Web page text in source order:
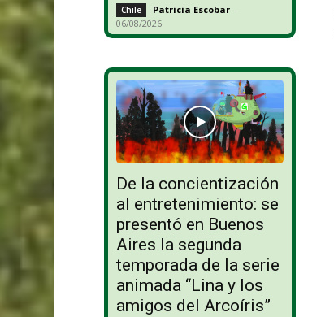
Chile Patricia Escobar -
06/08/2026
De la concientización
al entretenimiento: se
presentó en Buenos
Aires la segunda
temporada de la serie
animada “Lina y los
amigos del Arcoíris”